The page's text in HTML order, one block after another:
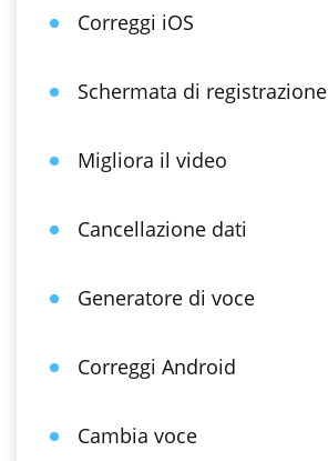
Correggi iOS
Schermata di registrazione
Migliora il video
Cancellazione dati
Generatore di voce
Correggi Android
Cambia voce